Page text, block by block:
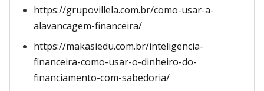
https://grupovillela.com.br/como-usar-a-
alavancagem-financeira/
https://makasiedu.com.br/inteligencia-
financeira-como-usar-o-dinheiro-do-
financiamento-com-sabedoria/